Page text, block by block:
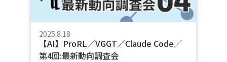
2025.8.18
【AI】ProRL／VGGT／Claude Code／
第4回:最新動向調査会